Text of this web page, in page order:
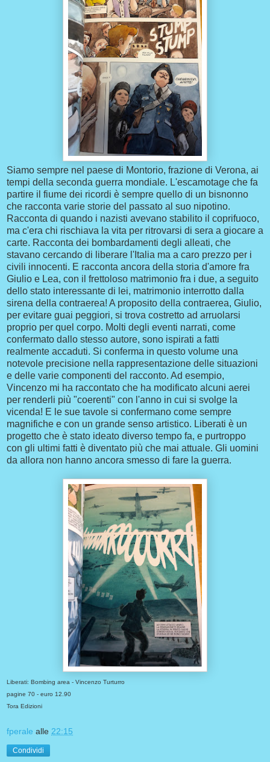
Siamo sempre nel paese di Montorio, frazione di Verona, ai
tempi della seconda guerra mondiale. L'escamotage che fa
partire il fiume dei ricordi è sempre quello di un bisnonno
che racconta varie storie del passato al suo nipotino.
Racconta di quando i nazisti avevano stabilito il coprifuoco,
ma c'era chi rischiava la vita per ritrovarsi di sera a giocare a
carte. Racconta dei bombardamenti degli alleati, che
stavano cercando di liberare l'Italia ma a caro prezzo per i
civili innocenti. E racconta ancora della storia d'amore fra
Giulio e Lea, con il frettoloso matrimonio fra i due, a seguito
dello stato interessante di lei, matrimonio interrotto dalla
sirena della contraerea! A proposito della contraerea, Giulio,
per evitare guai peggiori, si trova costretto ad arruolarsi
proprio per quel corpo. Molti degli eventi narrati, come
confermato dallo stesso autore, sono ispirati a fatti
realmente accaduti. Si conferma in questo volume una
notevole precisione nella rappresentazione delle situazioni
e delle varie componenti del racconto. Ad esempio,
Vincenzo mi ha raccontato che ha modificato alcuni aerei
per renderli più "coerenti" con l'anno in cui si svolge la
vicenda! E le sue tavole si confermano come sempre
magnifiche e con un grande senso artistico. Liberati è un
progetto che è stato ideato diverso tempo fa, e purtroppo
con gli ultimi fatti è diventato più che mai attuale. Gli uomini
da allora non hanno ancora smesso di fare la guerra.
Liberati: Bombing area - Vincenzo Turturro
pagine 70 - euro 12.90
Tora Edizioni
fperale alle 22:15
Condividi